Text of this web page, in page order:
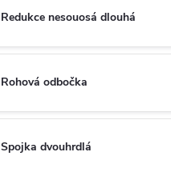
Redukce nesouosá dlouhá
Rohová odbočka
Spojka dvouhrdlá